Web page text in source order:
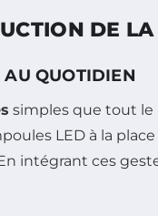
DE
AU QUOTIDIEN
simples que tout le
LED à la
intégrant ces